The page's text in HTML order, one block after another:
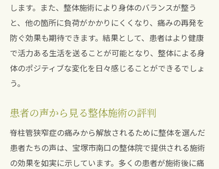
整体後の回復過程をサポートする方法
患者が感じる施術の変化と効果
整体が日常生活に与えるポジティブな変化
日々の痛みを整体で軽減脊柱管狭窄症改善への
第一歩
通院前の準備と継続的な効果
整体を活用した生活習慣の改善
痛み緩和のためのヒントとポイント
します。また、整体施術により身体のバランスが整う
と、他の箇所に負荷がかかりにくくなり、痛みの再発を
防ぐ効果も期待できます。結果として、患者はより健康
で活力ある生活を送ることが可能となり、整体による身
体のポジティブな変化を日々感じることができるでしょ
う。
患者の声から見る整体施術の評判
脊柱管狭窄症の痛みから解放されるために整体を選んだ
患者たちの声は、宝塚市南口の整体院で提供される施術
の効果を如実に示しています。多くの患者が施術後に痛